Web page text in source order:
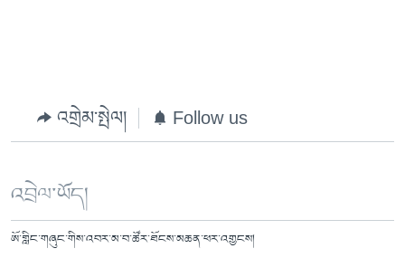
འགྲེམ་སྤེལ། Follow us
འབྲེལ་ཡོད།
ཨོ་གླིང་གཞུང་གིས་འབར་མ་བ་ཚོར་ཐོངས་མཆན་ཕར་འགྱངས།